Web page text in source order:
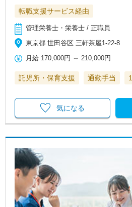
転職支援サービス経由
管理栄養士・栄養士 / 正職員
東京都 世田谷区 三軒茶屋1-22-8
月給 170,000円 ～ 210,000円
託児所・保育支援 通勤手当
気になる